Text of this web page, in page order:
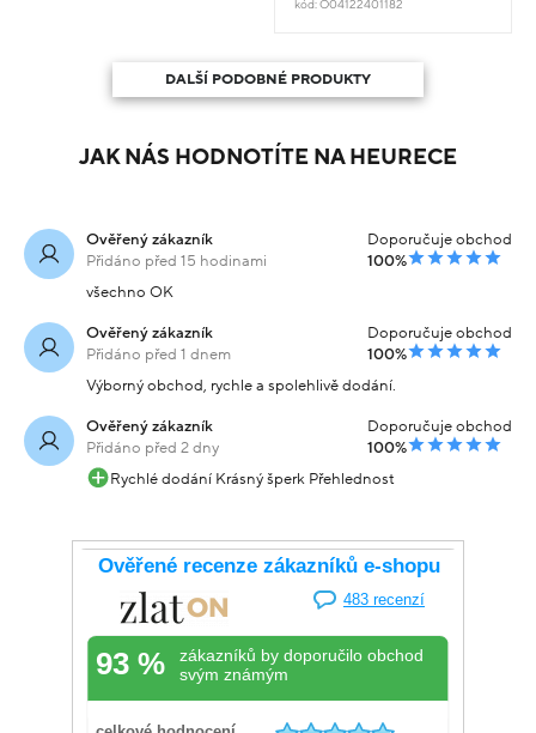
kód: O04122401182
DALŠÍ PODOBNÉ PRODUKTY
JAK NÁS HODNOTÍTE NA HEURECE
Ověřený zákazník
Přidáno před 15 hodinami
Doporučuje obchod
100%
všechno OK
Ověřený zákazník
Přidáno před 1 dnem
Doporučuje obchod
100%
Výborný obchod, rychle a spolehlivě dodání.
Ověřený zákazník
Přidáno před 2 dny
Doporučuje obchod
100%
Rychlé dodání Krásný šperk Přehlednost